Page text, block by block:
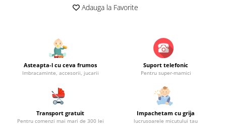
Accesorii
Biciclete fara pedale
Role, patine cu rotile
Trotinete
Adauga la Favorite
Asteapta-l cu ceva frumos
Imbracaminte, accesorii, jucarii
Suport telefonic
Pentru super-mamici
Transport gratuit
Pentru comenzi mai mari de 300 lei
Impachetam cu grija
lucrusoarele micutului tau